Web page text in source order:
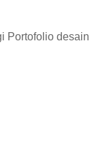
Portofolio desain